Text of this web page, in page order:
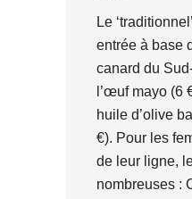
Le
entrée à base
canard du
l’œuf mayo (6
huile d’olive
€). Pour les
de leur ligne,
nombreuses :